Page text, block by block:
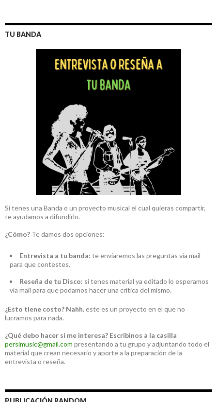
TU BANDA
Si tenes una Banda o un proyecto musical el cual quieras compartir,
te ayudamos a difundirlo.
¿Cómo? Te damos dos opciones:
Entrevista a tu banda: te enviaremos las preguntas vía mail
para que contestes.
Reseña de tu Disco: si tenes material ya editado lo esperamos
vía mail para que podamos hacer una crítica del mismo.
¿Esto tiene costo? Nahh, este es un proyecto en el que no
lucramos para nada.
¿Qué debo hacer si me interesa? Escribinos a la casilla
persimusic@gmail.com presentando a tu grupo y adjuntando todo el
material que crean necesario y aporte a la preparación de la
entrevista o reseña.